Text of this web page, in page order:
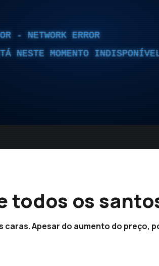
- NETWORK ERROR
NESTE MOMENTO
todos os
caras. Apesar do aumento do preço,